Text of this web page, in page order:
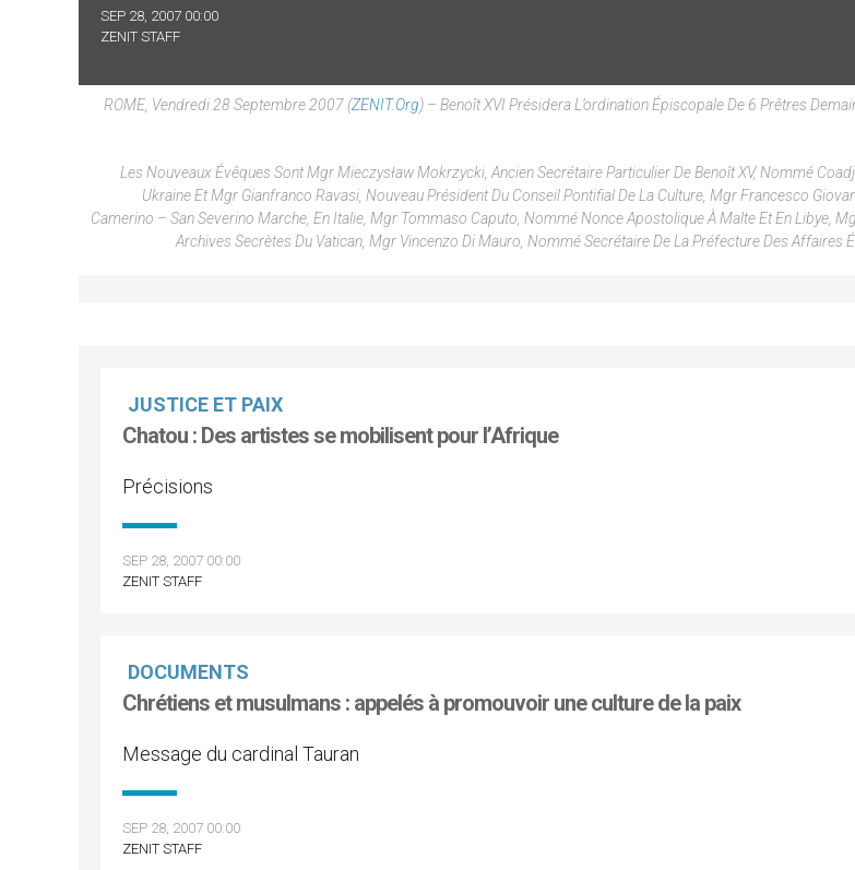
SEP 28, 2007 00:00
ZENIT STAFF
ROME, Vendredi 28 Septembre 2007 (ZENIT.org) – Benoît XVI Présidera L’ordination Épiscopale De 6 Prêtres
Les Nouveaux Évêques Sont Mgr Mieczysław Mokrzycki, Ancien Secrétaire Particulier De Benoît XV, Nommé
Ukraine Et Mgr Gianfranco Ravasi, Nouveau Président Du Conseil Pontifial De La Culture, Mgr Francesco
Camerino – San Severino Marche, En Italie, Mgr Tommaso Caputo, Nommé Nonce Apostolique À Malte Et En Libye,
Archives Secrètes Du Vatican, Mgr Vincenzo Di Mauro, Nommé Secrétaire De La Préfecture Des Affaires
JUSTICE ET PAIX
Chatou : Des artistes se mobilisent pour l’Afrique
Précisions
SEP 28, 2007 00:00
ZENIT STAFF
DOCUMENTS
Chrétiens et musulmans : appelés à promouvoir une culture de la paix
Message du cardinal Tauran
SEP 28, 2007 00:00
ZENIT STAFF